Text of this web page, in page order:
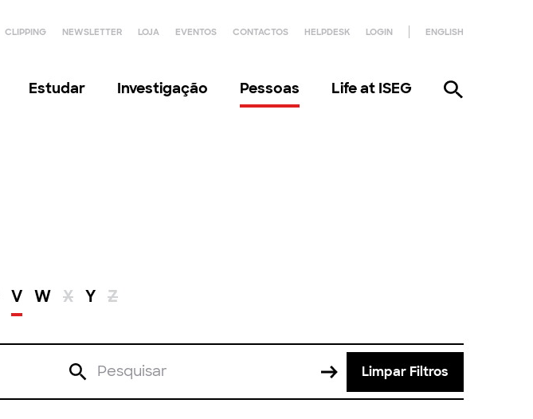
CLIPPING NEWSLETTER LOJA EVENTOS CONTACTOS HELPDESK LOGIN ENGLISH
Estudar Investigação Pessoas Life at ISEG
V W X Y Z
Limpar Filtros